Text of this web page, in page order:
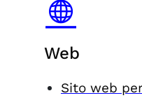
Web
Sito web